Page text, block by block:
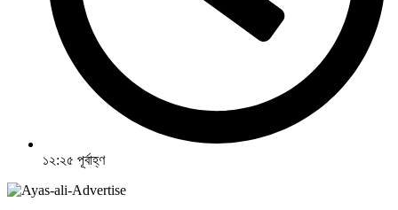
১২:২৫ পূর্বাহ্ণ